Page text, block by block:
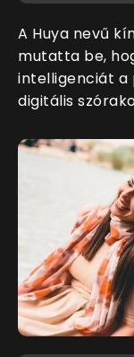
A Huya nevű
mutatta be,
intelligenciát a
digitális